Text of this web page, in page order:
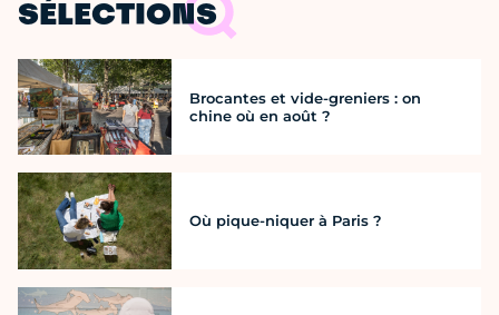
SÉLECTIONS
Brocantes et vide-greniers : on
chine où en août ?
Où pique-niquer à Paris ?